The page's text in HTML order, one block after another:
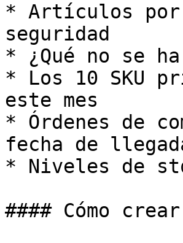
* Artículos
seguridad
* ¿Qué no se
* Los 10 SKU
este mes
* Órdenes de
fecha de
* Niveles de
#### Cómo